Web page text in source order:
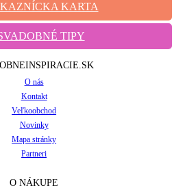
KARTA
TIPY
O nás
Kontakt
Veľkoobchod
Novinky
Mapa stránky
Partneri
O NÁKUPE